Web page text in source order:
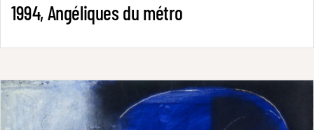
1994, Angéliques du métro